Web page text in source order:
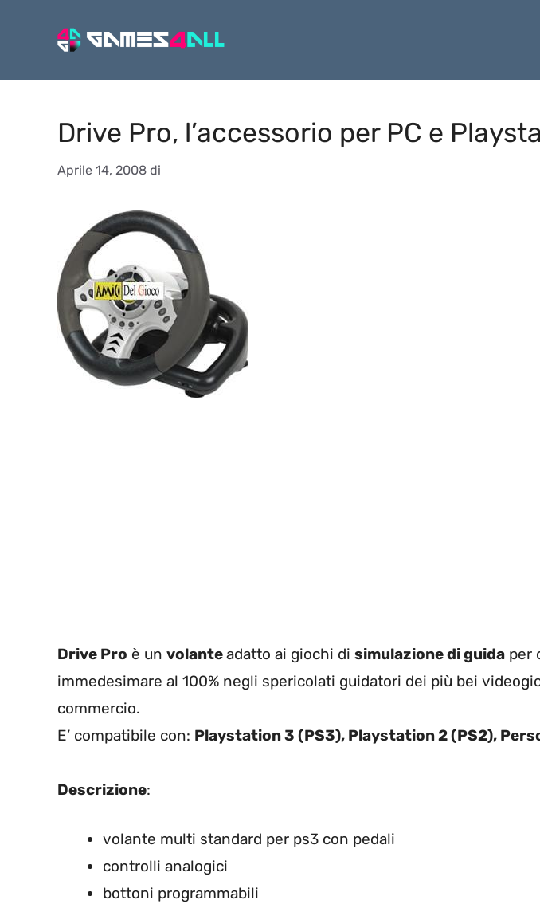
Drive Pro, l’accessorio per PC e
Aprile 14, 2008 di
Drive Pro è un volanteadatto ai giochi di simulazione di guida per
immedesimare al 100% negli spericolati guidatori dei più bei
commercio.
E’ compatibile con: Playstation 3 (PS3), Playstation 2 (PS2),
Descrizione:
volante multi standard per ps3 con pedali
controlli analogici
bottoni programmabili